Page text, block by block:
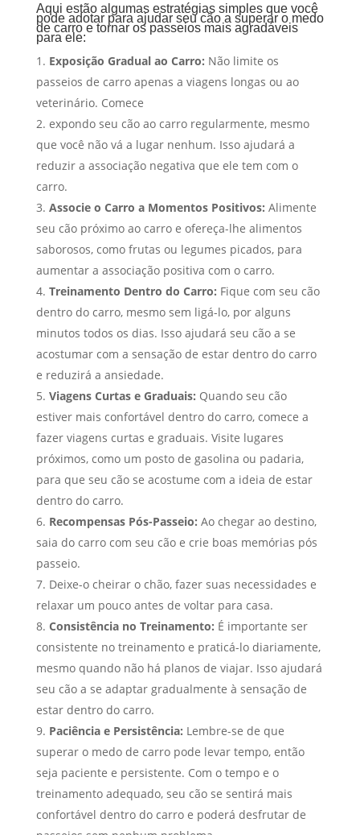
Aqui estão algumas estratégias simples que você
pode adotar para ajudar seu cão a superar o medo
de carro e tornar os passeios mais agradáveis
para ele:
Exposição Gradual ao Carro: Não limite os
passeios de carro apenas a viagens longas ou ao
veterinário. Comece
expondo seu cão ao carro regularmente, mesmo
que você não vá a lugar nenhum. Isso ajudará a
reduzir a associação negativa que ele tem com o
carro.
Associe o Carro a Momentos Positivos: Alimente
seu cão próximo ao carro e ofereça-lhe alimentos
saborosos, como frutas ou legumes picados, para
aumentar a associação positiva com o carro.
Treinamento Dentro do Carro: Fique com seu cão
dentro do carro, mesmo sem ligá-lo, por alguns
minutos todos os dias. Isso ajudará seu cão a se
acostumar com a sensação de estar dentro do carro
e reduzirá a ansiedade.
Viagens Curtas e Graduais: Quando seu cão
estiver mais confortável dentro do carro, comece a
fazer viagens curtas e graduais. Visite lugares
próximos, como um posto de gasolina ou padaria,
para que seu cão se acostume com a ideia de estar
dentro do carro.
Recompensas Pós-Passeio: Ao chegar ao destino,
saia do carro com seu cão e crie boas memórias pós
passeio.
Deixe-o cheirar o chão, fazer suas necessidades e
relaxar um pouco antes de voltar para casa.
Consistência no Treinamento: É importante ser
consistente no treinamento e praticá-lo diariamente,
mesmo quando não há planos de viajar. Isso ajudará
seu cão a se adaptar gradualmente à sensação de
estar dentro do carro.
Paciência e Persistência: Lembre-se de que
superar o medo de carro pode levar tempo, então
seja paciente e persistente. Com o tempo e o
treinamento adequado, seu cão se sentirá mais
confortável dentro do carro e poderá desfrutar de